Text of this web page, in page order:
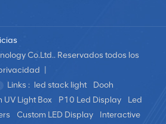
Co.Ltd.. Reservados todos los
Links : led stack light
Dooh
UV Light Box P10 Led Display
Led
Custom LED Display Interactive